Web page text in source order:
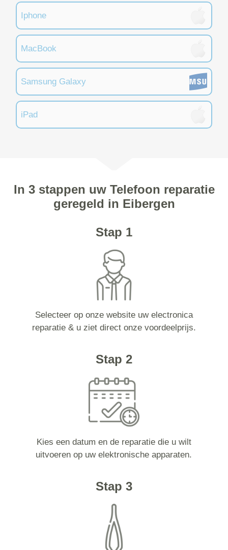
Iphone
MacBook
Samsung Galaxy
iPad
In 3 stappen uw Telefoon reparatie
geregeld in Eibergen
Stap 1
Selecteer op onze website uw electronica
reparatie & u ziet direct onze voordeelprijs.
Stap 2
Kies een datum en de reparatie die u wilt
uitvoeren op uw elektronische apparaten.
Stap 3